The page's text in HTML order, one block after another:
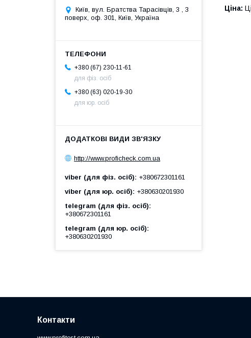
Ціна:
Київ, вул. Братства Тарасівців, 3 , 3
поверх, оф. 301, Київ, Україна
+380 (67) 230-11-61
для фіз. осіб
+380 (63) 020-19-30
для юр. осіб
http://www.proficheck.com.ua
viber (для фіз. осіб)
+380672301161
viber (для юр. осіб)
+380630201930
telegram (для фіз. осіб)
+380672301161
telegram (для юр. осіб)
+380630201930
Контакти